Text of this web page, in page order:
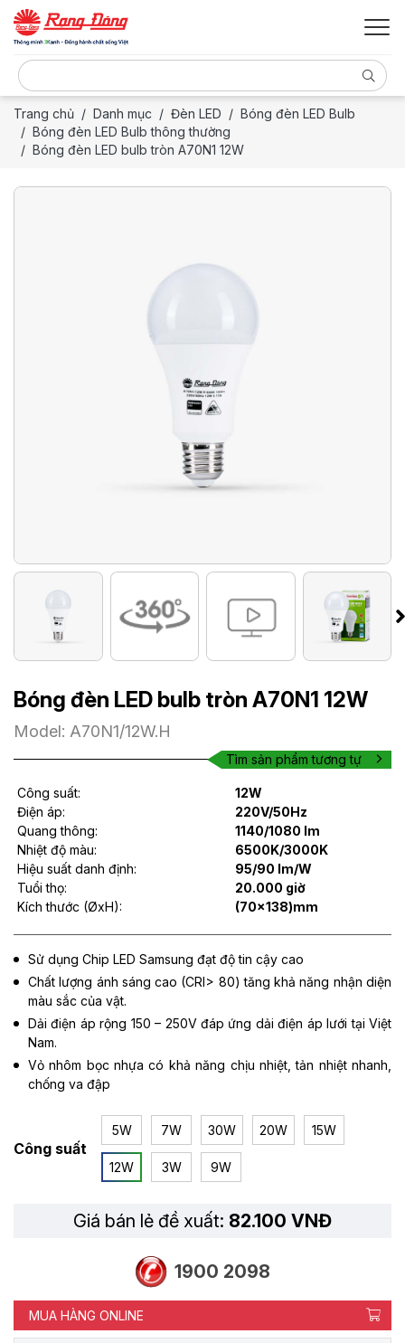
Trang chủ Danh mục Đèn LED
Bóng đèn LED Bulb
Bóng đèn LED Bulb thông thường
Bóng đèn LED bulb tròn A70N1 12W
Bóng đèn LED bulb tròn A70N1 12W
Model: A70N1/12W.H
Tìm sản phẩm tương tự
Công suất:
12W
Điện áp:
220V/50Hz
Quang thông:
1140/1080 lm
Nhiệt độ màu:
6500K/3000K
Hiệu suất danh định:
95/90 lm/W
Tuổi thọ:
20.000 giờ
Kích thước (ØxH):
(70x138)mm
Sử dụng Chip LED Samsung đạt độ tin cậy cao
Chất lượng ánh sáng cao (CRI> 80) tăng khả năng nhận diện
màu sắc của vật.
Dải điện áp rộng 150 – 250V đáp ứng dải điện áp lưới tại Việt
Nam.
Vỏ nhôm bọc nhựa có khả năng chịu nhiệt, tản nhiệt nhanh,
chống va đập
Công suất
5W 7W 30W 20W 15W
12W 3W 9W
Giá bán lẻ đề xuất: 82.100 VNĐ
1900 2098
MUA HÀNG ONLINE